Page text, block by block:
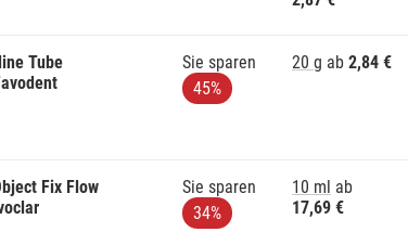
Tube
Sie sparen
45%
20 g ab 2,84 €
Fix Flow
Sie sparen
34%
10 ml ab
17,69 €